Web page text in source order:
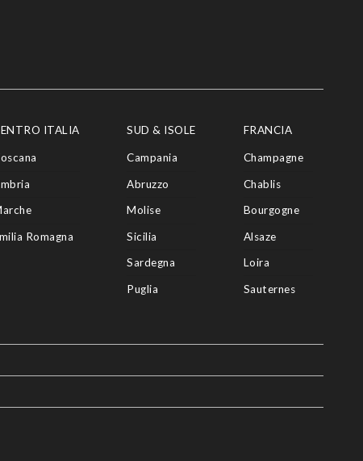
ITALIA
Romagna
SUD & ISOLE
Campania
Abruzzo
Molise
Sicilia
Sardegna
Puglia
FRANCIA
Champagne
Chablis
Bourgogne
Alsaze
Loira
Sauternes